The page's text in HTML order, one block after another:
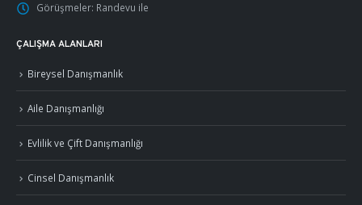
Görüşmeler: Randevu ile
ÇALIŞMA ALANLARI
Bireysel Danışmanlık
Aile Danışmanlığı
Evlilik ve Çift Danışmanlığı
Cinsel Danışmanlık